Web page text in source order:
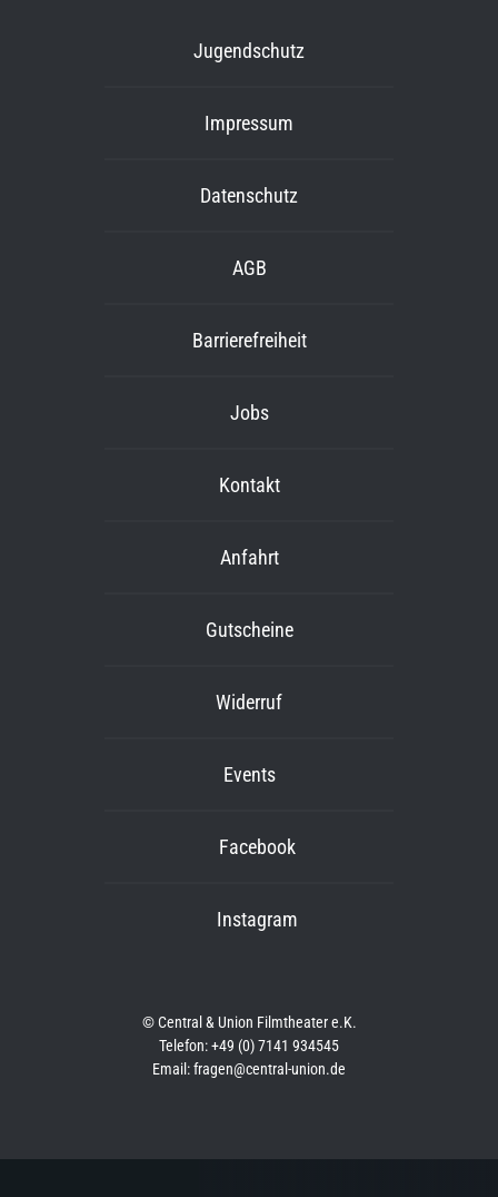
Jugendschutz
Impressum
Datenschutz
AGB
Barrierefreiheit
Jobs
Kontakt
Anfahrt
Gutscheine
Widerruf
Events
Facebook
Instagram
© Central & Union Filmtheater e.K.
Telefon: +49 (0) 7141 934545
Email: fragen@central-union.de